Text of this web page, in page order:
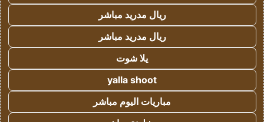
ريال مدريد مباشر
ريال مدريد مباشر
يلا شوت
yalla shoot
مباريات اليوم مباشر